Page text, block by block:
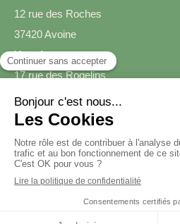
12 rue des Roches
37420 Avoine
Varrains
17 rue des Rogelins
49400 Varrains
Prendre rendez-vous
Création et référencement du site par
Site créé grâce àSmartDiet